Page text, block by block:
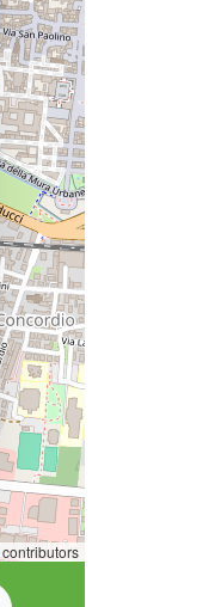
contributors